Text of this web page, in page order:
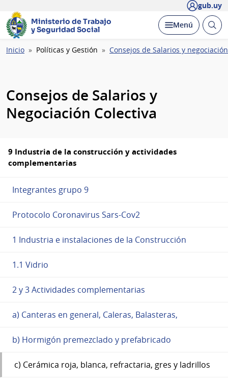
gub.uy
Ministerio de Trabajo
y Seguridad Social
Desplegar
Menú Abrir
Ruta
Inicio Políticas y Gestión Consejos de Salarios y
Consejos de Salarios y
Negociación Colectiva
9 Industria de la construcción y actividades
complementarias
Integrantes grupo 9
Protocolo Coronavirus Sars-Cov2
1 Industria e instalaciones de la Construcción
1.1 Vidrio
2 y 3 Actividades complementarias
a) Canteras en general, Caleras, Balasteras,
b) Hormigón premezclado y prefabricado
c) Cerámica roja, blanca, refractaria, gres y ladrillos